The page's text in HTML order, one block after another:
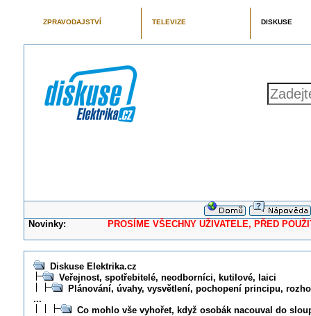
ZPRAVODAJSTVÍ TELEVIZE DISKUSE
Novinky: PROSÍME VŠECHNY UŽIVATELE, PŘED
Diskuse Elektrika.cz
Veřejnost, spotřebitelé, neodborníci, kutilové, laici
Plánování, úvahy, vysvětlení, pochopení principu,
...
Co mohlo vše vyhořet, když osobák nacouval do